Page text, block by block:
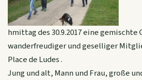
hmittag des 30.9.2017 eine gemischte
wanderfreudiger und geselliger
Place de Ludes .
Jung und alt, Mann und Frau, große